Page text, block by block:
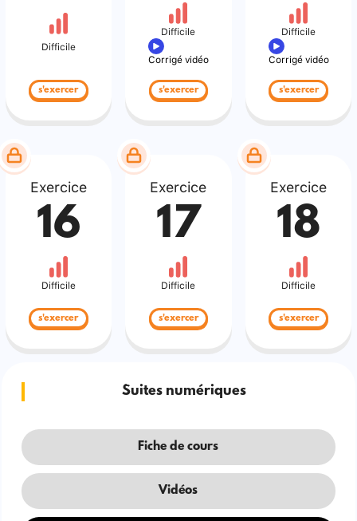
Difficile
s'exercer
Difficile
Corrigé vidéo
s'exercer
Difficile
Corrigé vidéo
s'exercer
Exercice
16
Difficile
s'exercer
Exercice
17
Difficile
s'exercer
Exercice
18
Difficile
s'exercer
Suites numériques
Fiche de cours
Vidéos